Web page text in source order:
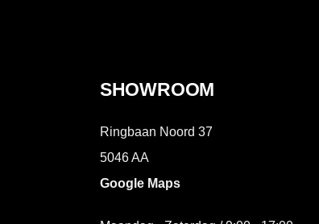
SHOWROOM
Ringbaan Noord 37
5046 AA
Google Maps